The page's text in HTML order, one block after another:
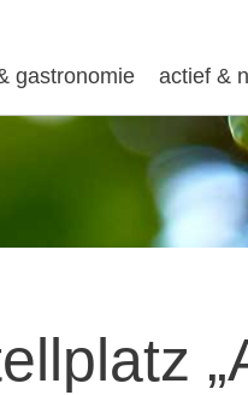
gastronomie actief &